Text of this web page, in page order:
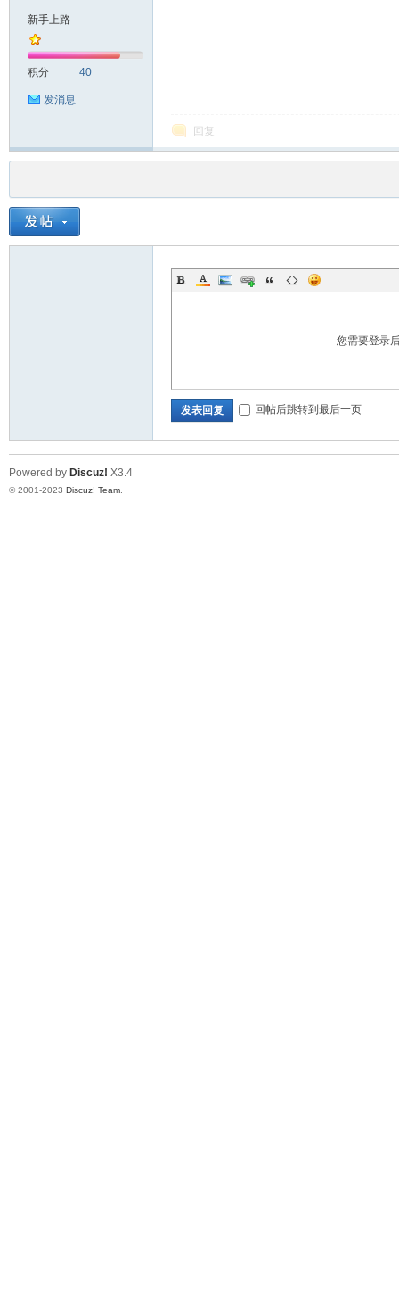
新手上路
积分 40
发消息
回复
您需要登录
发表回复 回帖后跳转到最后一页
Powered by Discuz! X3.4
© 2001-2023 Discuz! Team